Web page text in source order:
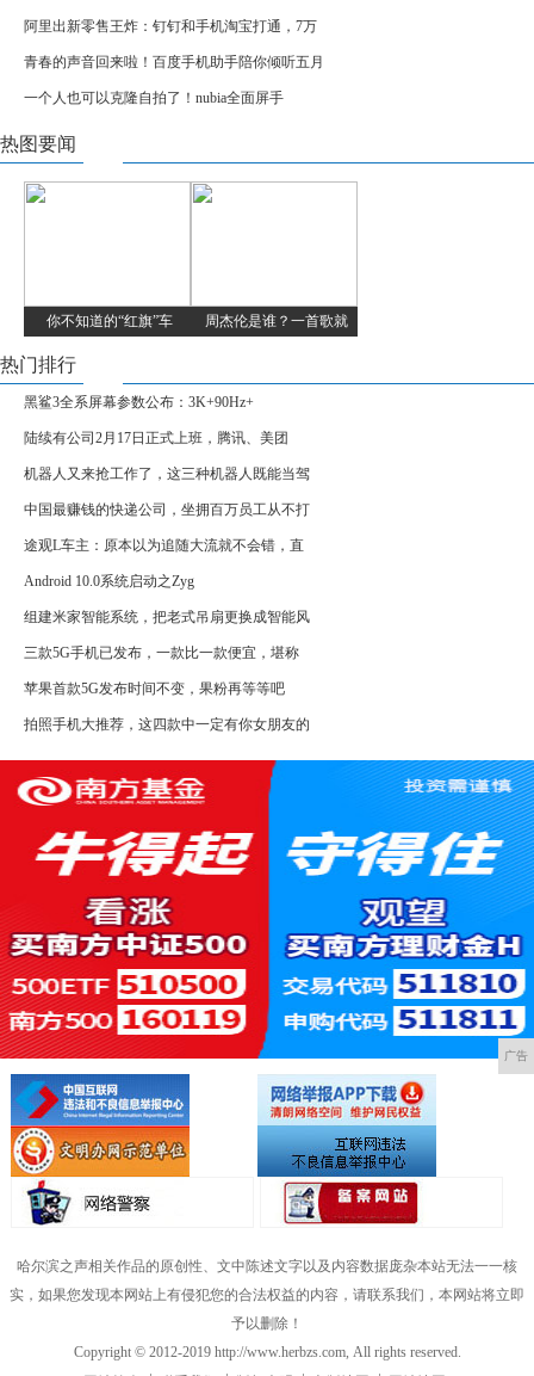
阿里出新零售王炸：钉钉和手机淘宝打通，7万
青春的声音回来啦！百度手机助手陪你倾听五月
一个人也可以克隆自拍了！nubia全面屏手
热图要闻
你不知道的“红旗”车 周杰伦是谁？一首歌就
热门排行
黑鲨3全系屏幕参数公布：3K+90Hz+
陆续有公司2月17日正式上班，腾讯、美团
机器人又来抢工作了，这三种机器人既能当驾
中国最赚钱的快递公司，坐拥百万员工从不打
途观L车主：原本以为追随大流就不会错，直
Android 10.0系统启动之Zyg
组建米家智能系统，把老式吊扇更换成智能风
三款5G手机已发布，一款比一款便宜，堪称
苹果首款5G发布时间不变，果粉再等等吧
拍照手机大推荐，这四款中一定有你女朋友的
广告
哈尔滨之声相关作品的原创性、文中陈述文字以及内容数据庞杂本站无法一一核
实，如果您发现本网站上有侵犯您的合法权益的内容，请联系我们，本网站将立即
予以删除！
Copyright © 2012-2019 http://www.herbzs.com, All rights reserved.